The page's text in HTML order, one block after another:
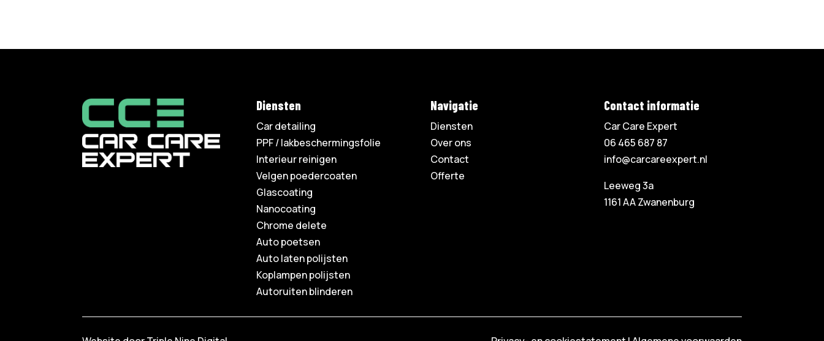
Diensten
Car detailing
PPF / lakbeschermingsfolie
Interieur reinigen
Velgen poedercoaten
Glascoating
Nanocoating
Chrome delete
Auto poetsen
Auto laten polijsten
Koplampen polijsten
Autoruiten blinderen
Navigatie
Diensten
Over ons
Contact
Offerte
Contact informatie
Car Care Expert
06 465 687 87
info@carcareexpert.nl
Leeweg 3a
1161 AA Zwanenburg